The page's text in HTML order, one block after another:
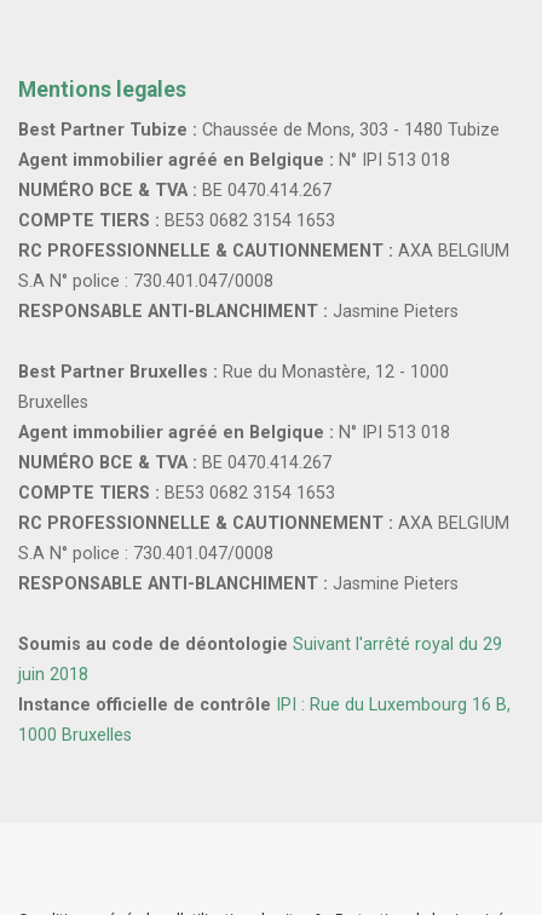
Mentions legales
Best Partner Tubize : Chaussée de Mons, 303 - 1480 Tubize
Agent immobilier agréé en Belgique : N° IPI 513 018
NUMÉRO BCE & TVA : BE 0470.414.267
COMPTE TIERS : BE53 0682 3154 1653
RC PROFESSIONNELLE & CAUTIONNEMENT : AXA BELGIUM
S.A N° police : 730.401.047/0008
RESPONSABLE ANTI-BLANCHIMENT : Jasmine Pieters
Best Partner Bruxelles : Rue du Monastère, 12 - 1000
Bruxelles
Agent immobilier agréé en Belgique : N° IPI 513 018
NUMÉRO BCE & TVA : BE 0470.414.267
COMPTE TIERS : BE53 0682 3154 1653
RC PROFESSIONNELLE & CAUTIONNEMENT : AXA BELGIUM
S.A N° police : 730.401.047/0008
RESPONSABLE ANTI-BLANCHIMENT : Jasmine Pieters
Soumis au code de déontologie Suivant l'arrêté royal du 29
juin 2018
Instance officielle de contrôle
IPI : Rue du Luxembourg 16 B,
1000 Bruxelles